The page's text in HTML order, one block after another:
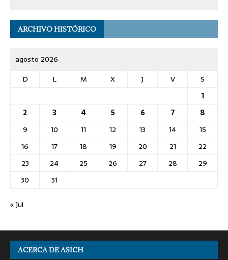
ARCHIVO HISTÓRICO
agosto 2026
D
L M X J V
S
1
2
3 4 5 6 7
8
9
10 11 12 13 14
15
16
17 18 19 20 21
22
23
24 25 26 27 28
29
30
31
« Jul
ACERCA DE ASICH